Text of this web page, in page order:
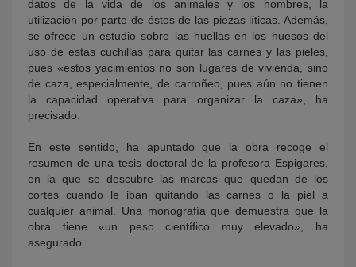
datos de la vida de los animales y los hombres, la
utilización por parte de éstos de las piezas líticas. Además,
se ofrece un estudio sobre las huellas en los huesos del
uso de estas cuchillas para quitar las carnes y las pieles,
pues «estos yacimientos no son lugares de vivienda, sino
de caza, especialmente, de carroñeo, pues aún no tienen
la capacidad operativa para organizar la caza», ha
precisado.
En este sentido, ha apuntado que la obra recoge el
resumen de una tesis doctoral de la profesora Espigares,
en la que se descubre las marcas que quedan de los
cortes cuando le iban quitando las carnes o la piel a
cualquier animal. Una monografía que demuestra que la
obra tiene «un peso científico muy elevado», ha
asegurado.